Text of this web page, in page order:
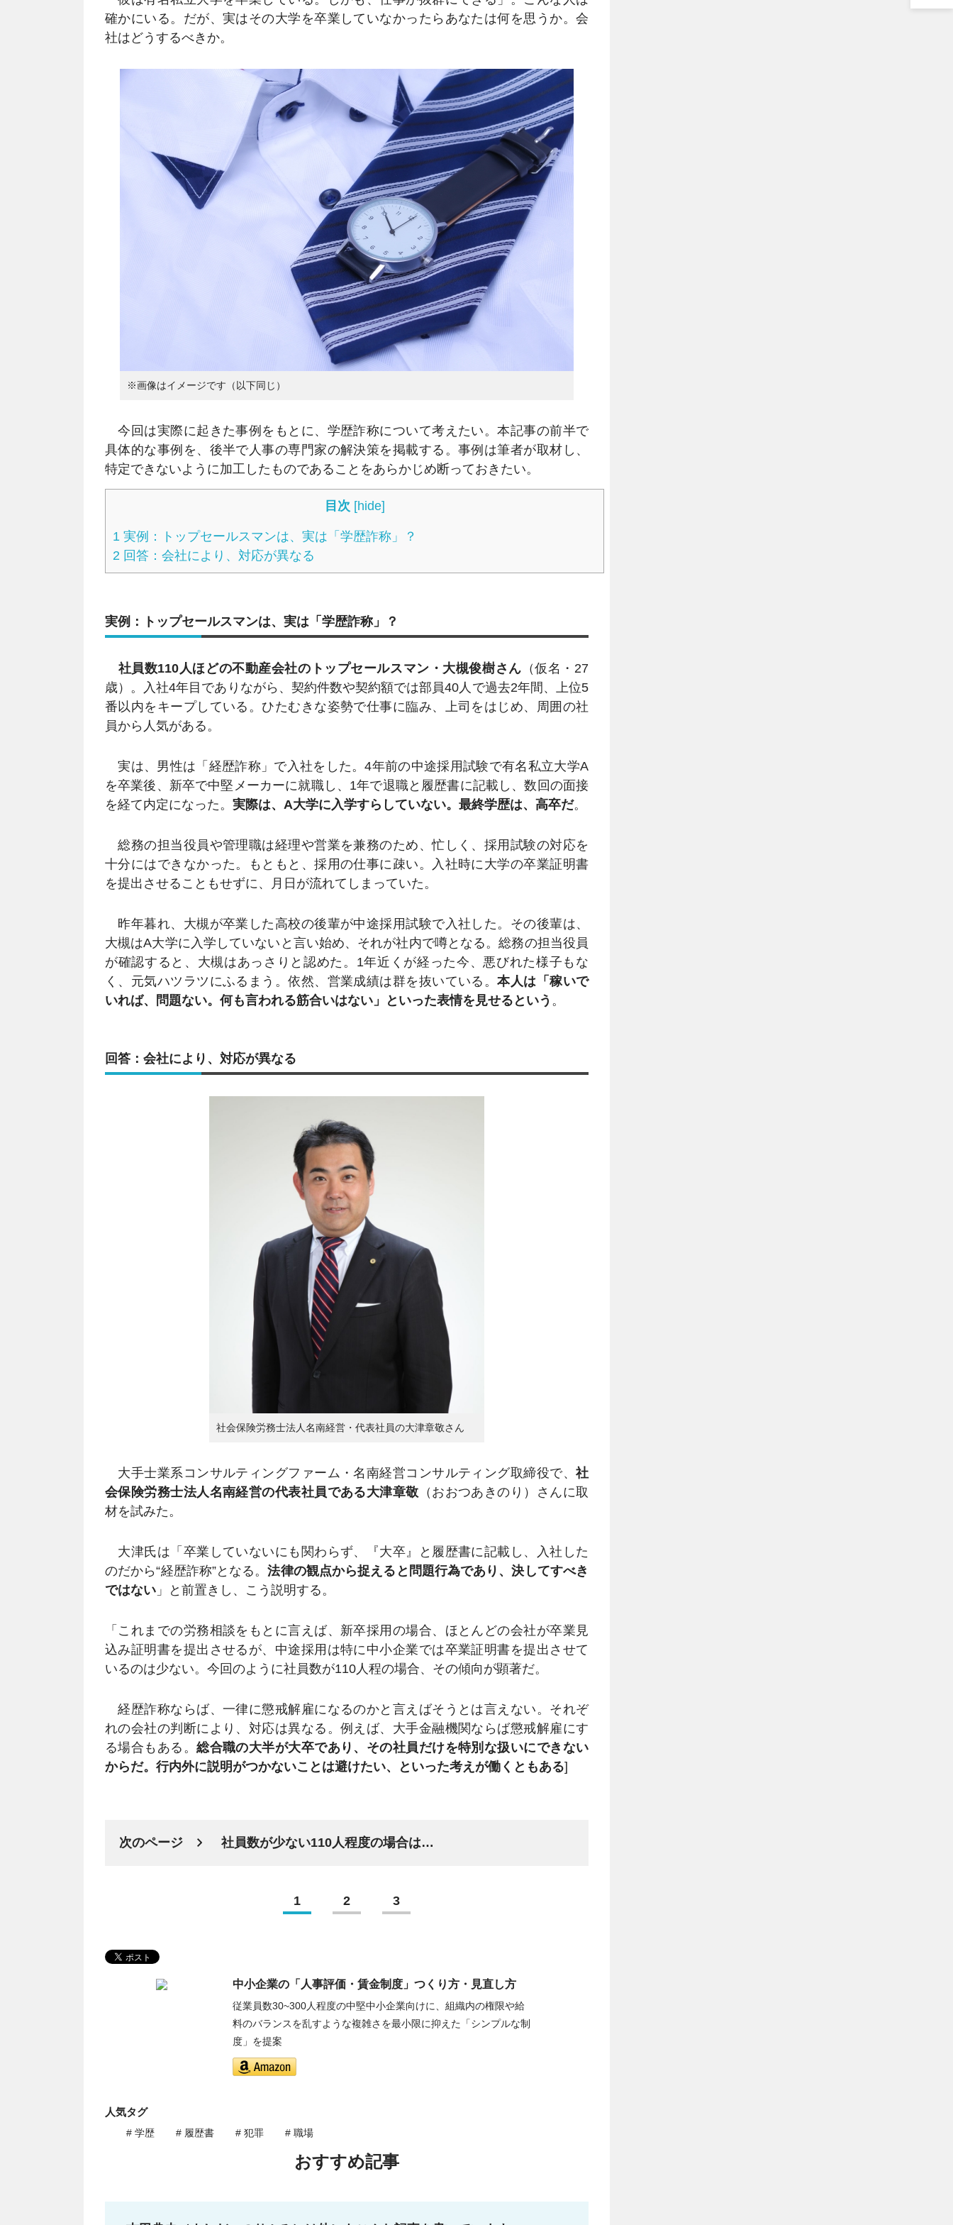
確かにいる。だが、実はその大学を卒業していなかったらあなたは何を思うか。会
社はどうするべきか。
※画像はイメージです（以下同じ）
今回は実際に起きた事例をもとに、学歴詐称について考えたい。本記事の前半で
具体的な事例を、後半で人事の専門家の解決策を掲載する。事例は筆者が取材し、
特定できないように加工したものであることをあらかじめ断っておきたい。
目次 [hide]
1 実例：トップセールスマンは、実は「学歴詐称」？
2 回答：会社により、対応が異なる
実例：トップセールスマンは、実は「学歴詐称」？
社員数110人ほどの不動産会社のトップセールスマン・大槻俊樹さん （仮名・27
歳）。入社4年目でありながら、契約件数や契約額では部員40人で過去2年間、上位5
番以内をキープしている。ひたむきな姿勢で仕事に臨み、上司をはじめ、周囲の社
員から人気がある。
実は、男性は「経歴詐称」で入社をした。4年前の中途採用試験で有名私立大学A
を卒業後、新卒で中堅メーカーに就職し、1年で退職と履歴書に記載し、数回の面接
を経て内定になった。 実際は、A大学に入学すらしていない。最終学歴は、高卒だ。
総務の担当役員や管理職は経理や営業を兼務のため、忙しく、採用試験の対応を
十分にはできなかった。もともと、採用の仕事に疎い。入社時に大学の卒業証明書
を提出させることもせずに、月日が流れてしまっていた。
昨年暮れ、大槻が卒業した高校の後輩が中途採用試験で入社した。その後輩は、
大槻はA大学に入学していないと言い始め、それが社内で噂となる。総務の担当役員
が確認すると、大槻はあっさりと認めた。1年近くが経った今、悪びれた様子もな
く、元気ハツラツにふるまう。依然、営業成績は群を抜いている。本人は「稼いで
いれば、問題ない。何も言われる筋合いはない」といった表情を見せるという 。
回答：会社により、対応が異なる
社会保険労務士法人名南経営・代表社員の大津章敬さん
大手士業系コンサルティングファーム・名南経営コンサルティング取締役で、 社
会保険労務士法人名南経営の代表社員である大津章敬 （おおつあきのり）さんに取
材を試みた。
大津氏は「卒業していないにも関わらず、『大卒』と履歴書に記載し、入社した
のだから“経歴詐称”となる。法律の観点から捉えると問題行為であり、決してすべき
ではない 」と前置きし、こう説明する。
「これまでの労務相談をもとに言えば、新卒採用の場合、ほとんどの会社が卒業見
込み証明書を提出させるが、中途採用は特に中小企業では卒業証明書を提出させて
いるのは少ない。今回のように社員数が110人程の場合、その傾向が顕著だ。
経歴詐称ならば、一律に懲戒解雇になるのかと言えばそうとは言えない。それぞ
れの会社の判断により、対応は異なる。例えば、大手金融機関ならば懲戒解雇にす
る場合もある。総合職の大半が大卒であり、その社員だけを特別な扱いにできない
からだ。行内外に説明がつかないことは避けたい、といった考えが働くともある]
次のページ 社員数が少ない110人程度の場合は…
1 2 3
中小企業の「人事評価・賃金制度」つくり方・見直し方
従業員数30~300人程度の中堅中小企業向けに、組織内の権限や給
料のバランスを乱すような複雑さを最小限に抑えた「シンプルな制
度」を提案
人気タグ
# 学歴 # 履歴書 # 犯罪 # 職場
おすすめ記事